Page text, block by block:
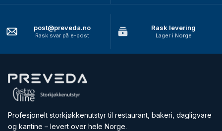
post@preveda.no
Rask svar på e-post
Rask levering
Lager i Norge
Profesjonelt storkjøkkenutstyr til restaurant, bakeri, dagligvare
og kantine – levert over hele Norge.